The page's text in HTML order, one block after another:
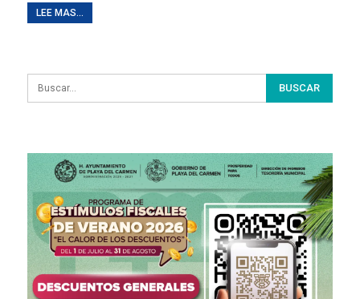
LEE MAS...